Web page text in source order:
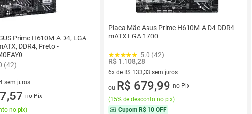
Prime H610M-A D4, LGA
DDR4, Preto -
(42)
sem juros
sem juros
no Pix
no pix)
Placa Mãe Asus Prime H610M-A D4 DDR4
mATX LGA 1700
5.0 (42)
R$ 1.108,28
6x de R$ 133,33 sem juros
6 vez de R$ 133,33 sem juros
ou R$ 679,99 no Pix
(15% de desconto no pix)
Cupom R$ 10 OFF